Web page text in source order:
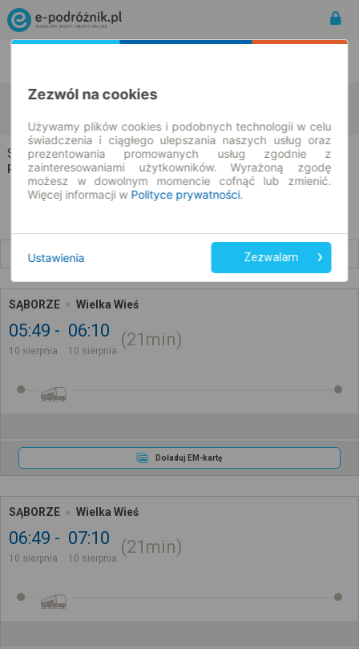
Sąborze Wielka Wieś
Sąborze → Wielka Wieś
Rozkład jazdy i bilety
SĄBORZE Wielka Wieś
05:49
10 sierpnia
06:10
10 sierpnia
21min
Doładuj EM-kartę
SĄBORZE Wielka Wieś
06:49
10 sierpnia
07:10
10 sierpnia
21min
Zezwól na cookies
Używamy plików cookies i podobnych technologii w celu
świadczenia i ciągłego ulepszania naszych usług oraz
prezentowania promowanych usług zgodnie z
zainteresowaniami użytkowników. Wyrażoną zgodę
możesz w dowolnym momencie cofnąć lub zmienić.
Więcej informacji w Polityce prywatności.
Ustawienia Zezwalam